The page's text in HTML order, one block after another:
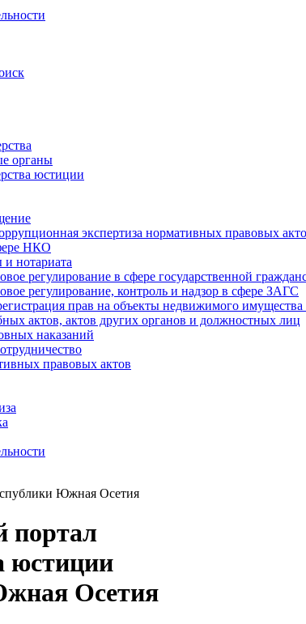
органы
юстиции
экспертиза нормативных правовых
НКО
нотариата
регулирование в сфере государственной
регулирование, контроль и надзор в сфере ЗАГС
прав на объекты недвижимого
актов, актов других органов и должностных лиц
наказаний
правовых актов
портал
юстиции
Осетия